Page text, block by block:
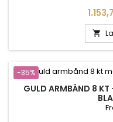
Pris

-35%
GULD ARMBÅND 8